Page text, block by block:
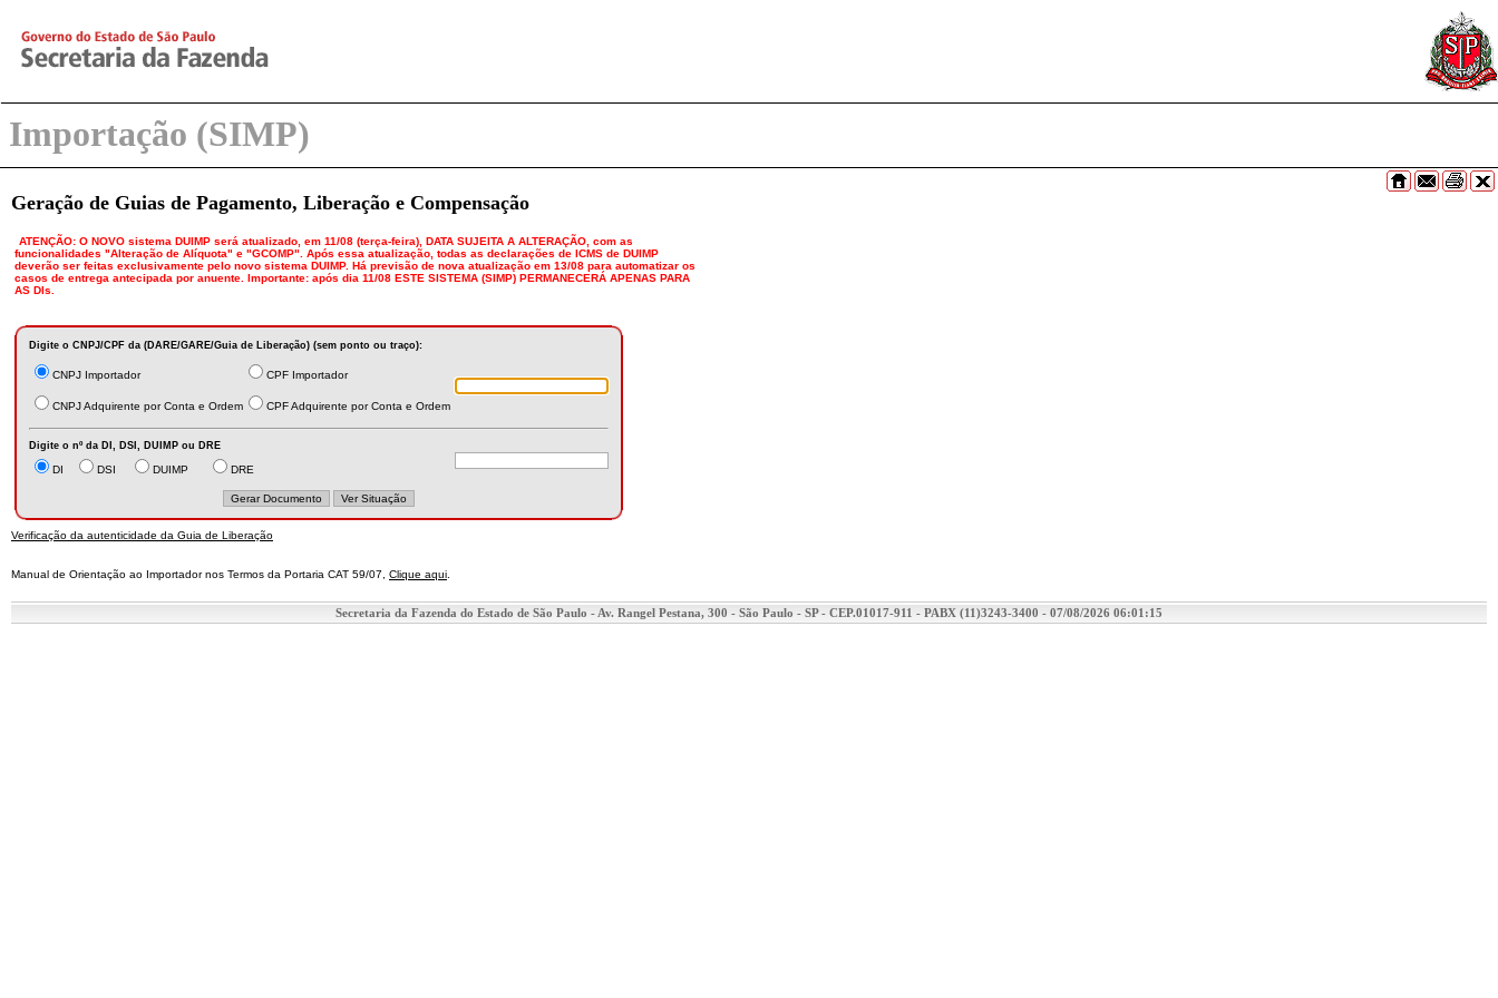
Importação (SIMP)
Geração de Guias de Pagamento, Liberação e Compensação
ATENÇÃO: O NOVO sistema DUIMP será atualizado, em 11/08 (terça-feira), DATA SUJEITA A ALTERAÇÃO, com as
funcionalidades "Alteração de Alíquota" e "GCOMP". Após essa atualização, todas as declarações de ICMS de DUIMP
deverão ser feitas exclusivamente pelo novo sistema DUIMP. Há previsão de nova atualização em 13/08 para automatizar os
casos de entrega antecipada por anuente. Importante: após dia 11/08 ESTE SISTEMA (SIMP) PERMANECERÁ APENAS PARA
AS DIs.
Digite o CNPJ/CPF da (DARE/GARE/Guia de Liberação) (sem ponto ou traço):
CNPJ Importador CPF Importador
CNPJ Adquirente por Conta e Ordem CPF Adquirente por Conta e Ordem
Digite o nº da DI, DSI, DUIMP ou DRE
DI DSI DUIMP DRE
Verificação da autenticidade da Guia de Liberação
Manual de Orientação ao Importador nos Termos da Portaria CAT 59/07, Clique aqui
Secretaria da Fazenda do Estado de São Paulo - Av. Rangel Pestana, 300 - São Paulo - SP - CEP.01017-911 - PABX (11)3243-3400 - 07/08/2026 06:01:15